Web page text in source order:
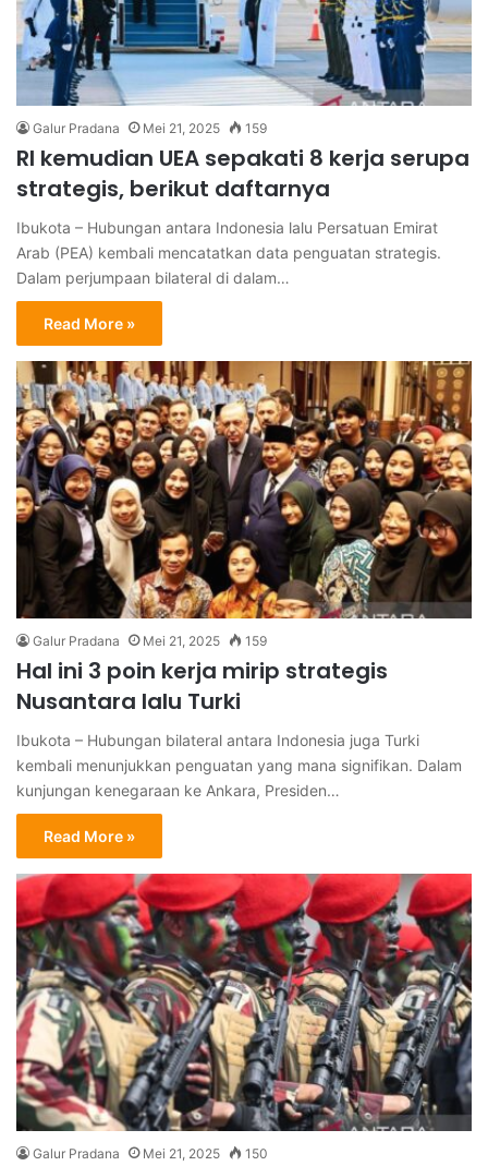
Galur Pradana Mei 21, 2025 159
RI kemudian UEA sepakati 8 kerja serupa
strategis, berikut daftarnya
Ibukota – Hubungan antara Indonesia lalu Persatuan Emirat
Arab (PEA) kembali mencatatkan data penguatan strategis.
Dalam perjumpaan bilateral di dalam…
Read More »
Galur Pradana Mei 21, 2025 159
Hal ini 3 poin kerja mirip strategis
Nusantara lalu Turki
Ibukota – Hubungan bilateral antara Indonesia juga Turki
kembali menunjukkan penguatan yang mana signifikan. Dalam
kunjungan kenegaraan ke Ankara, Presiden…
Read More »
Galur Pradana Mei 21, 2025 150